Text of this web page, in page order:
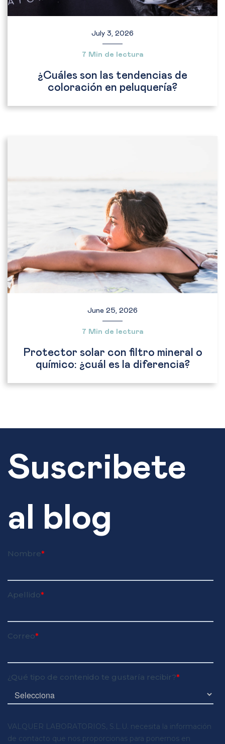
July 3, 2026
7 Min de lectura
¿Cuáles son las tendencias de
coloración en peluquería?
June 25, 2026
7 Min de lectura
Protector solar con filtro mineral o
químico: ¿cuál es la diferencia?
Suscribete
al blog